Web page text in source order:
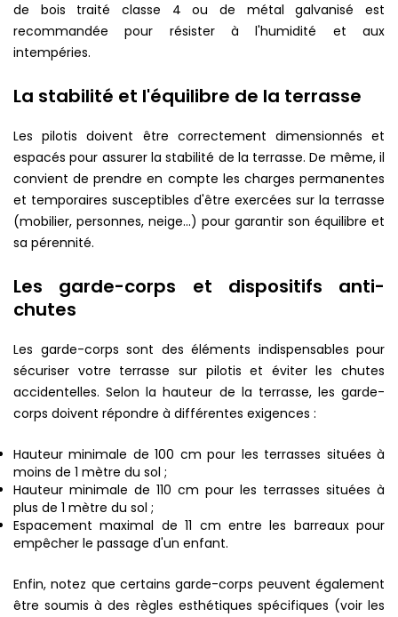
de bois traité classe 4 ou de métal galvanisé est
recommandée pour résister à l'humidité et aux
intempéries.
La stabilité et l'équilibre de la terrasse
Les pilotis doivent être correctement dimensionnés et
espacés pour assurer la stabilité de la terrasse. De même, il
convient de prendre en compte les charges permanentes
et temporaires susceptibles d'être exercées sur la terrasse
(mobilier, personnes, neige...) pour garantir son équilibre et
sa pérennité.
Les garde-corps et dispositifs anti-
chutes
Les garde-corps sont des éléments indispensables pour
sécuriser votre terrasse sur pilotis et éviter les chutes
accidentelles. Selon la hauteur de la terrasse, les garde-
corps doivent répondre à différentes exigences :
Hauteur minimale de 100 cm pour les terrasses situées à
moins de 1 mètre du sol ;
Hauteur minimale de 110 cm pour les terrasses situées à
plus de 1 mètre du sol ;
Espacement maximal de 11 cm entre les barreaux pour
empêcher le passage d'un enfant.
Enfin, notez que certains garde-corps peuvent également
être soumis à des règles esthétiques spécifiques (voir les